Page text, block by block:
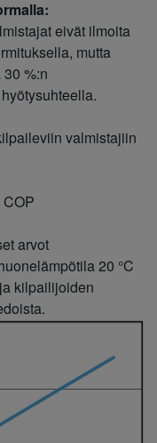
eivät ilmoita
mutta
%:n
valmistajiin
arvot
20 °C
kilpailijoiden